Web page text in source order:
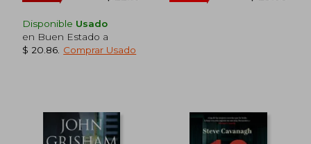
Disponible Usado
en Buen Estado a
$ 20.86 Comprar Usado